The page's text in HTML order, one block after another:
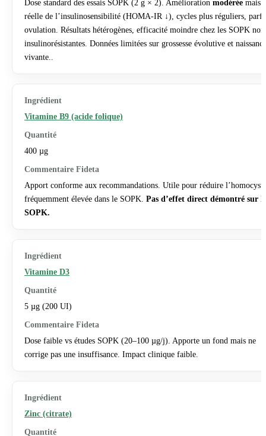
Dose standard des essais SOPK (2 g × 2). Amélioration modérée mais
réelle de l’insulinosensibilité (HOMA-IR ↓), cycles plus réguliers,
ovulation. Résultats hétérogènes, efficacité moindre chez les SOPK
insulinorésistantes. Données limitées sur grossesse évolutive et naissance
vivante..
Vitamine B9 (acide folique)
400 µg
Apport conforme aux recommandations. Utile pour réduire
fréquemment élevée dans le SOPK. Pas d’effet direct démontré sur le
SOPK.
Vitamine D3
5 µg (200 UI)
Dose faible vs études SOPK (20–100 µg/j). Apporte un fond mais ne
corrige pas une insuffisance. Impact clinique faible.
Zinc (citrate)